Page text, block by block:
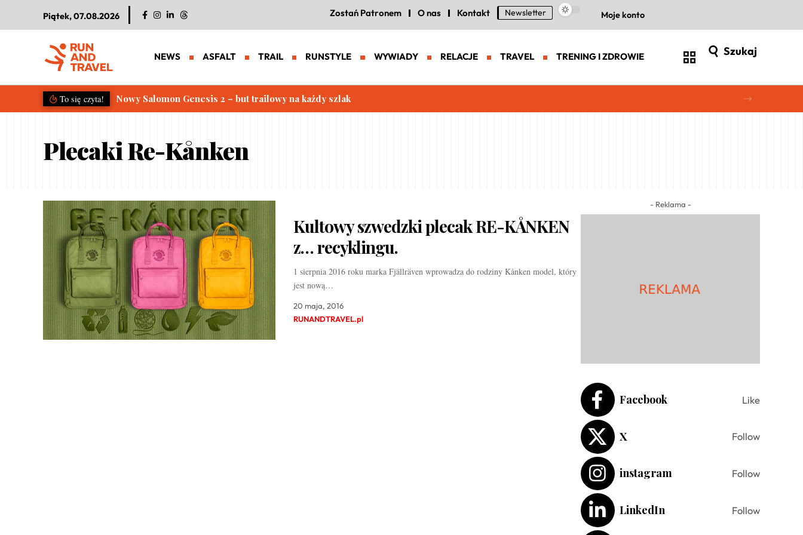
Piątek, 07.08.2026 Zostań Patronem O nas Kontakt Newsletter Moje konto
NEWS ASFALT TRAIL RUNSTYLE WYWIADY RELACJE TRAVEL TRENING I ZDROWIE Szukaj
To się czyta! Nowy Salomon Genesis 2 – but trailowy na każdy szlak
Plecaki Re-Kånken
Kultowy szwedzki plecak RE-KÅNKEN
z… recyklingu.
1 sierpnia 2016 roku marka Fjällräven wprowadza do rodziny Kånken model, który
jest nową…
20 maja, 2016
RUNANDTRAVEL.pl
- Reklama -
Facebook Like
X Follow
instagram Follow
LinkedIn Follow